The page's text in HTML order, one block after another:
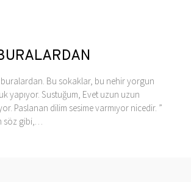
buralardan. Bu sokaklar, bu nehir yorgun
yapıyor. Sustuğum, Evet uzun uzun
Paslanan dilim sesime varmıyor nicedir. ”
söz gibi,…